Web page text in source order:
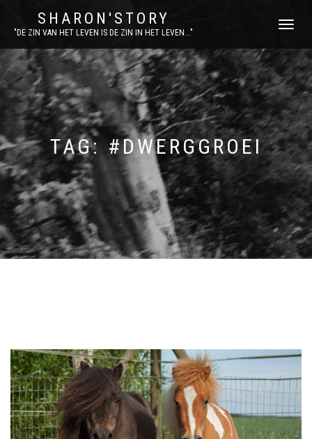
SHARON'STORY
"DE ZIN VAN HET LEVEN IS DE ZIN IN HET LEVEN..."
SCHAKEL
MENU
TAG: #DWERGGROEI